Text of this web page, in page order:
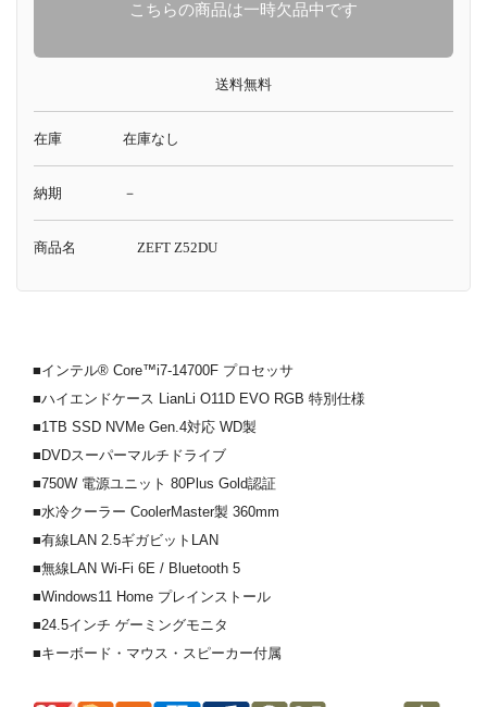
こちらの商品は一時欠品中です
送料無料
在庫 在庫なし
納期 －
商品名 ZEFT Z52DU
■インテル® Core™i7-14700F プロセッサ
■ハイエンドケース LianLi O11D EVO RGB 特別仕様
■1TB SSD NVMe Gen.4対応 WD製
■DVDスーパーマルチドライブ
■750W 電源ユニット 80Plus Gold認証
■水冷クーラー CoolerMaster製 360mm
■有線LAN 2.5ギガビットLAN
■無線LAN Wi-Fi 6E / Bluetooth 5
■Windows11 Home プレインストール
■24.5インチ ゲーミングモニタ
■キーボード・マウス・スピーカー付属